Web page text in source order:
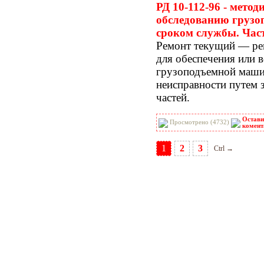
РД 10-112-96 -
обследованию
сроком службы.
Ремонт текущий —
для обеспечения или
грузоподъемной
неисправности путем
частей.
Просмотрено (4732)
1 2 3 Ctrl →